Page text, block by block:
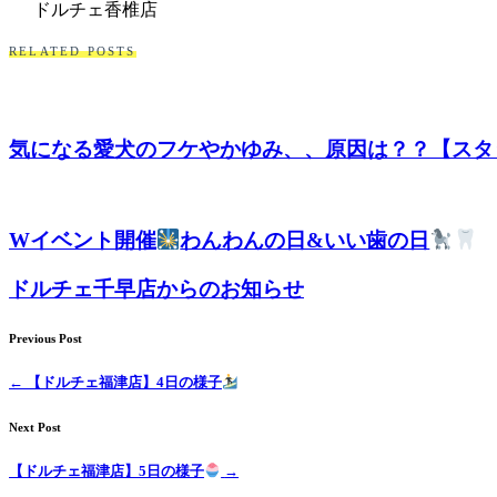
ドルチェ香椎店
RELATED POSTS
気になる愛犬のフケやかゆみ、、原因は？？【スタ
Wイベント開催 わんわんの日&いい歯の日
ドルチェ千早店からのお知らせ
Previous Post
← 【ドルチェ福津店】4日の様子
Next Post
【ドルチェ福津店】5日の様子 →